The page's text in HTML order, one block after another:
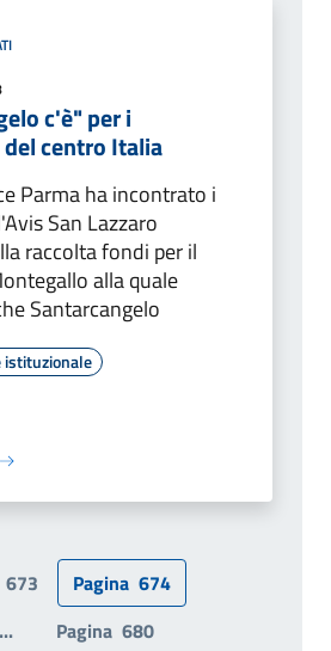
c'è" per i
centro Italia
Parma ha incontrato i
San Lazzaro
raccolta fondi per il
alla quale
Santarcangelo
istituzionale
673 Pagina 674
... Pagina 680